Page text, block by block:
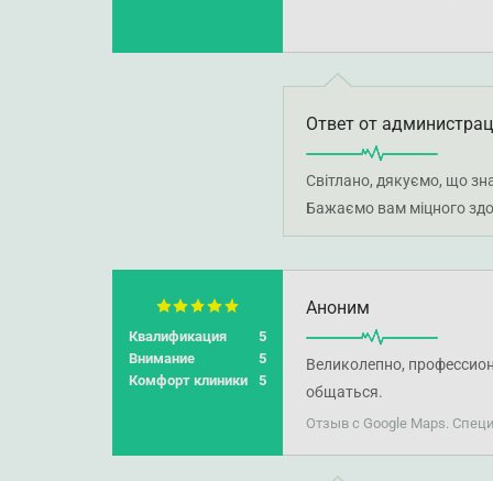
декілька разів
Ответ от
Світлано, дякуємо, що
Бажаємо вам міцного
Квалификация
5
Внимание
5
Комфорт клиники
5
Аноним
Великолепно,
общаться.
Отзыв с Google Maps.